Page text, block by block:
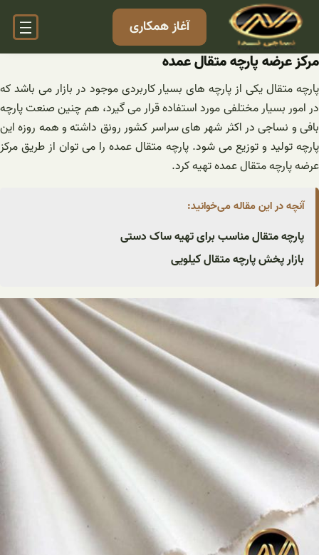
محتوا
آغاز همکاری
مرکز عرضه پارچه متقال عمده
پارچه متقال یکی از پارچه های بسیار کاربردی موجود در بازار می باشد که
در امور بسیار مختلفی مورد استفاده قرار می گیرد، هم چنین صنعت پارچه
بافی و نساجی در اکثر شهر های سراسر کشور رونق داشته و همه روزه این
پارچه تولید و توزیع می شود. پارچه متقال عمده را می توان از طریق مرکز
عرضه پارچه متقال عمده تهیه کرد‌.
آنچه در این مقاله می‌خوانید:
پارچه متقال مناسب برای تهیه ساک دستی
بازار پخش پارچه متقال کیلویی